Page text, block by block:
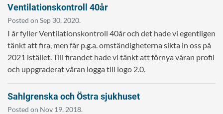
Ventilationskontroll 40år
Posted on Sep 30, 2020.
I år fyller Ventilationskontroll 40år och det hade vi egentligen
tänkt att fira, men får p.g.a. omständigheterna sikta in oss på
2021 istället. Till firandet hade vi tänkt att förnya våran profil
och uppgraderat våran logga till logo 2.0.
Sahlgrenska och Östra sjukhuset
Posted on Nov 19, 2018.